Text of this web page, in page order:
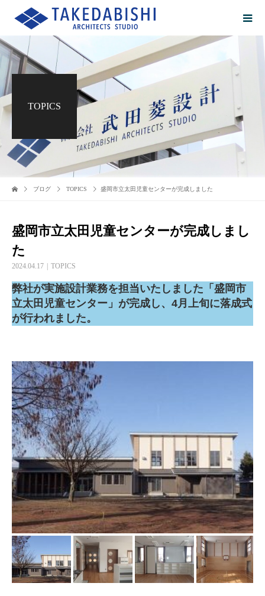
TOPICS
ブログ TOPICS 盛岡市立太田児童センターが完成しました
盛岡市立太田児童センターが完成しまし
た
2024.04.17 TOPICS
弊社が実施設計業務を担当いたしました「盛岡市
立太田児童センター」が完成し、4月上旬に落成式
が行われました。